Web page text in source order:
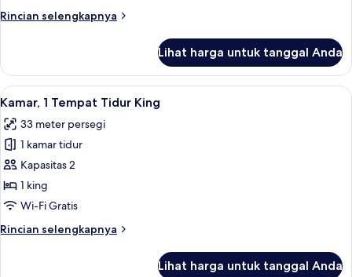
Double
Rincian selengkapnya
Rincian
Kamar,
Tempat
Double
Lihat harga untuk tanggal Anda
Lihat
semua
foto
untuk
Kamar,
1
Tempat
King
Seprai Frette Italia, seprai premium,
5
Kamar, 1 Tempat Tidur King
33 meter persegi
1 kamar tidur
Kapasitas 2
1 king
Wi-Fi Gratis
Rincian selengkapnya
Rincian
Lihat harga untuk tanggal Anda